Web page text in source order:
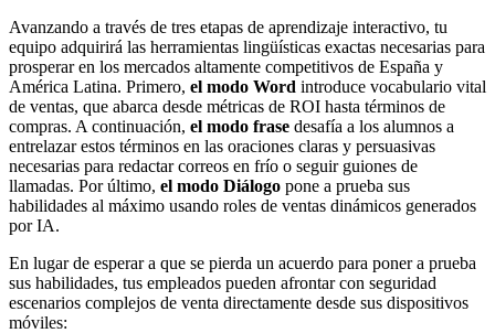
Avanzando a través de tres etapas de aprendizaje interactivo, tu
equipo adquirirá las herramientas lingüísticas exactas necesarias para
prosperar en los mercados altamente competitivos de España y
América Latina. Primero, el modo Word introduce vocabulario vital
de ventas, que abarca desde métricas de ROI hasta términos de
compras. A continuación, el modo frase desafía a los alumnos a
entrelazar estos términos en las oraciones claras y persuasivas
necesarias para redactar correos en frío o seguir guiones de
llamadas. Por último, el modo Diálogo pone a prueba sus
habilidades al máximo usando roles de ventas dinámicos generados
por IA.
En lugar de esperar a que se pierda un acuerdo para poner a prueba
sus habilidades, tus empleados pueden afrontar con seguridad
escenarios complejos de venta directamente desde sus dispositivos
móviles: